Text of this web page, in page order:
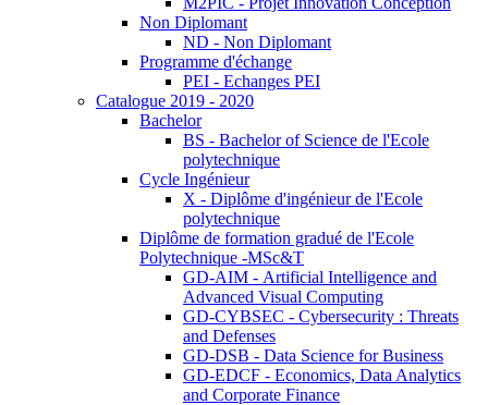
Non Diplomant
ND - Non Diplomant
Programme d'échange
PEI - Echanges PEI
Catalogue 2019 - 2020
Bachelor
BS - Bachelor of Science de l'Ecole
polytechnique
Cycle Ingénieur
X - Diplôme d'ingénieur de l'Ecole
polytechnique
Diplôme de formation gradué de l'Ecole
Polytechnique -MSc&T
GD-AIM - Artificial Intelligence and
Advanced Visual Computing
GD-CYBSEC - Cybersecurity : Threats
and Defenses
GD-DSB - Data Science for Business
GD-EDCF - Economics, Data Analytics
and Corporate Finance